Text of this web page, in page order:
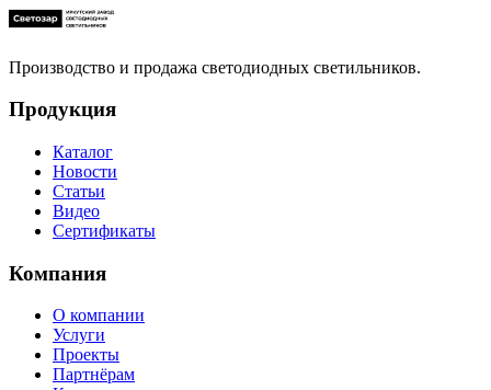
Производство и продажа светодиодных светильников.
Продукция
Каталог
Новости
Статьи
Видео
Сертификаты
Компания
О компании
Услуги
Проекты
Партнёрам